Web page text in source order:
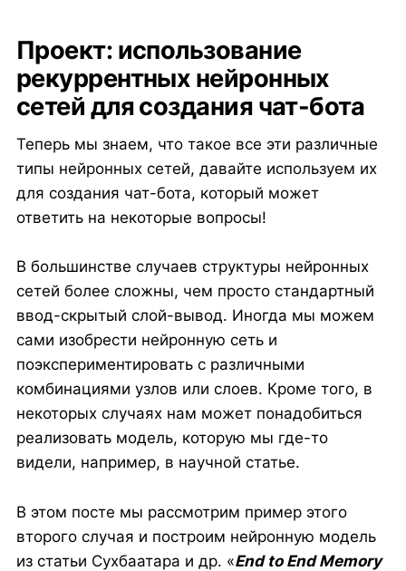
Проект: использование
рекуррентных нейронных
сетей для создания чат-бота
Теперь мы знаем, что такое все эти различные
типы нейронных сетей, давайте используем их
для создания чат-бота, который может
ответить на некоторые вопросы!
В большинстве случаев структуры нейронных
сетей более сложны, чем просто стандартный
ввод-скрытый слой-вывод. Иногда мы можем
сами изобрести нейронную сеть и
поэкспериментировать с различными
комбинациями узлов или слоев. Кроме того, в
некоторых случаях нам может понадобиться
реализовать модель, которую мы где-то
видели, например, в научной статье.
В этом посте мы рассмотрим пример этого
второго случая и построим нейронную модель
из статьи Сухбаатара и др. «End to End Memory